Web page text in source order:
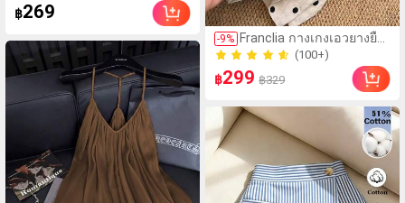
100+ ขายแล้ว
฿269
-9% Franclia กางเกงเอวยางยืด
ลายจุดสีดำผ้าลินินเทียม
สำหรับผู้หญิงพร้อมกระเป๋า
เหมาะสำหรับใส่ไปเที่ยวใน
(100+)
90+ ขายแล้ว
(100+)
90+ ขายแล้ว
฿299 ฿329